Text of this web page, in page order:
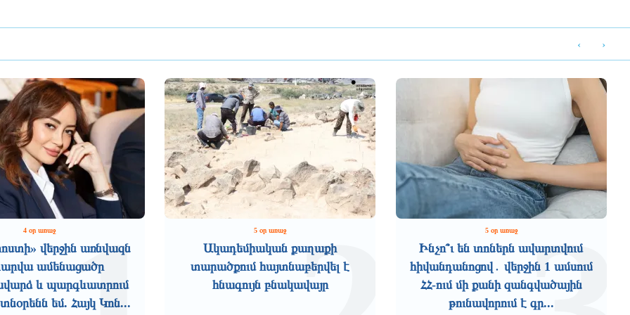
4 օր առաջ
վերջին առնվազն
ամենացածր
և պարգևատրում
եմ. Հայկ Կոն...
5 օր առաջ
Ակադեմիական քաղաքի
տարածքում հայտնաբերվել է
հնագույն բնակավայր
5 օր առաջ
Ինչո՞ւ են տոներն ավարտվում
հիվանդանոցով․ վերջին 1 ամսում
ՀՀ-ում մի քանի զանգվածային
թունավորում է գր...
‹ ›